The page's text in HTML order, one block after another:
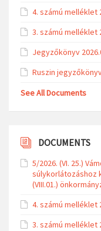
4. számú melléklet
3. számú melléklet
Jegyzőkönyv
Ruszin
See All Documents
DOCUMENTS
5/2026. (VI. 25.)
súlykorlátozáshoz
(VIII.01.)
4. számú melléklet
3. számú melléklet